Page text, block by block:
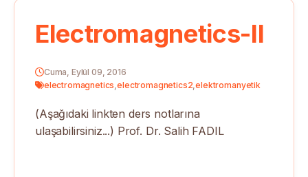
Electromagnetics-II
Cuma, Eylül 09, 2016
electromagnetics,electromagnetics2,elektromanyetik
(Aşağıdaki linkten ders notlarına
ulaşabilirsiniz...) Prof. Dr. Salih FADIL